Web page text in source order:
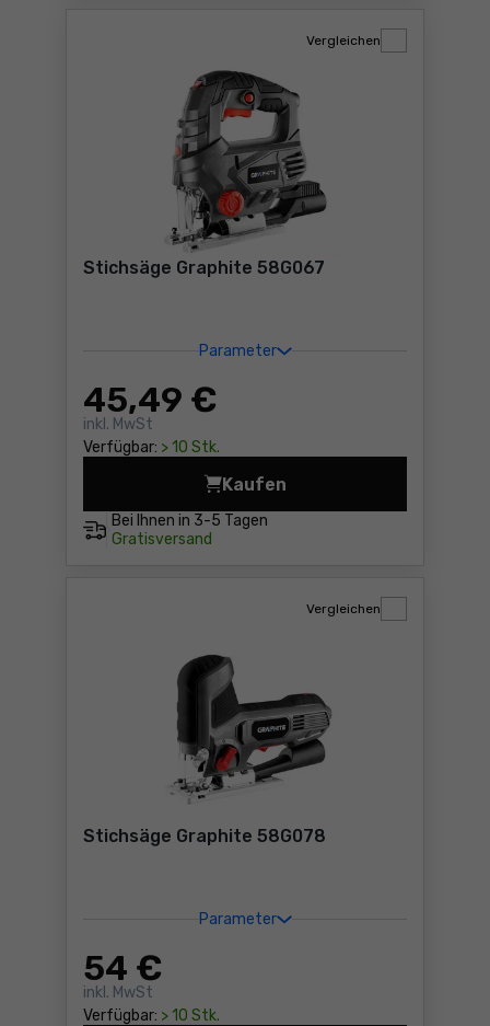
Stichsäge Graphite 58G067
Parameter
45,49 €
inkl. MwSt
Verfügbar: > 10 Stk.
Vergleichen
Bei Ihnen in 3-5 Tagen
Gratisversand
Kaufen
Stichsäge Graphite
Stichsäge Graphite 58G078
Parameter
54 €
inkl. MwSt
Verfügbar: > 10 Stk.
Vergleichen